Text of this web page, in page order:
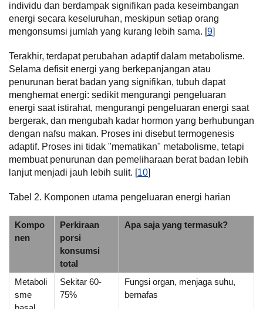
individu dan berdampak signifikan pada keseimbangan
energi secara keseluruhan, meskipun setiap orang
mengonsumsi jumlah yang kurang lebih sama. [9]
Terakhir, terdapat perubahan adaptif dalam metabolisme.
Selama defisit energi yang berkepanjangan atau
penurunan berat badan yang signifikan, tubuh dapat
menghemat energi: sedikit mengurangi pengeluaran
energi saat istirahat, mengurangi pengeluaran energi saat
bergerak, dan mengubah kadar hormon yang berhubungan
dengan nafsu makan. Proses ini disebut termogenesis
adaptif. Proses ini tidak "mematikan" metabolisme, tetapi
membuat penurunan dan pemeliharaan berat badan lebih
lanjut menjadi jauh lebih sulit. [10]
Tabel 2. Komponen utama pengeluaran energi harian
Kompo
nen
Perkiraan
porsi
konsumsi
total
Apa saja yang termasuk?
Metaboli
sme
Sekitar 60-
75%
Fungsi organ, menjaga suhu,
bernafas